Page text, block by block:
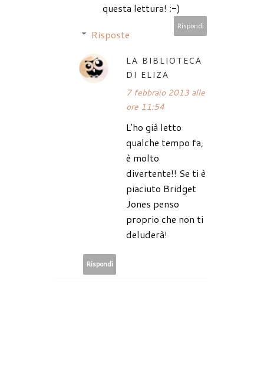
questa lettura! ;-)
Rispondi
Risposte
LA BIBLIOTECA
DI ELIZA
7 febbraio 2013 alle
ore 11:54
L'ho già letto
qualche tempo fa,
è molto
divertente!! Se ti è
piaciuto Bridget
Jones penso
proprio che non ti
deluderà!
Rispondi